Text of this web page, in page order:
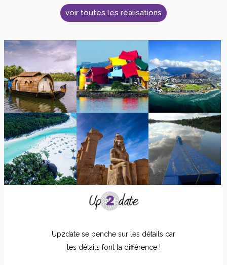
voir toutes les réalisations
Up2date se penche sur les détails car
les détails font la différence !